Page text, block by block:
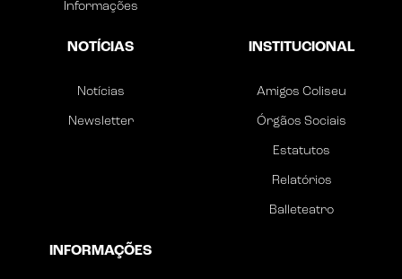
Informações
NOTÍCIAS
Notícias
Newsletter
INSTITUCIONAL
Amigos Coliseu
Órgãos Sociais
Estatutos
Relatórios
Balleteatro
INFORMAÇÕES